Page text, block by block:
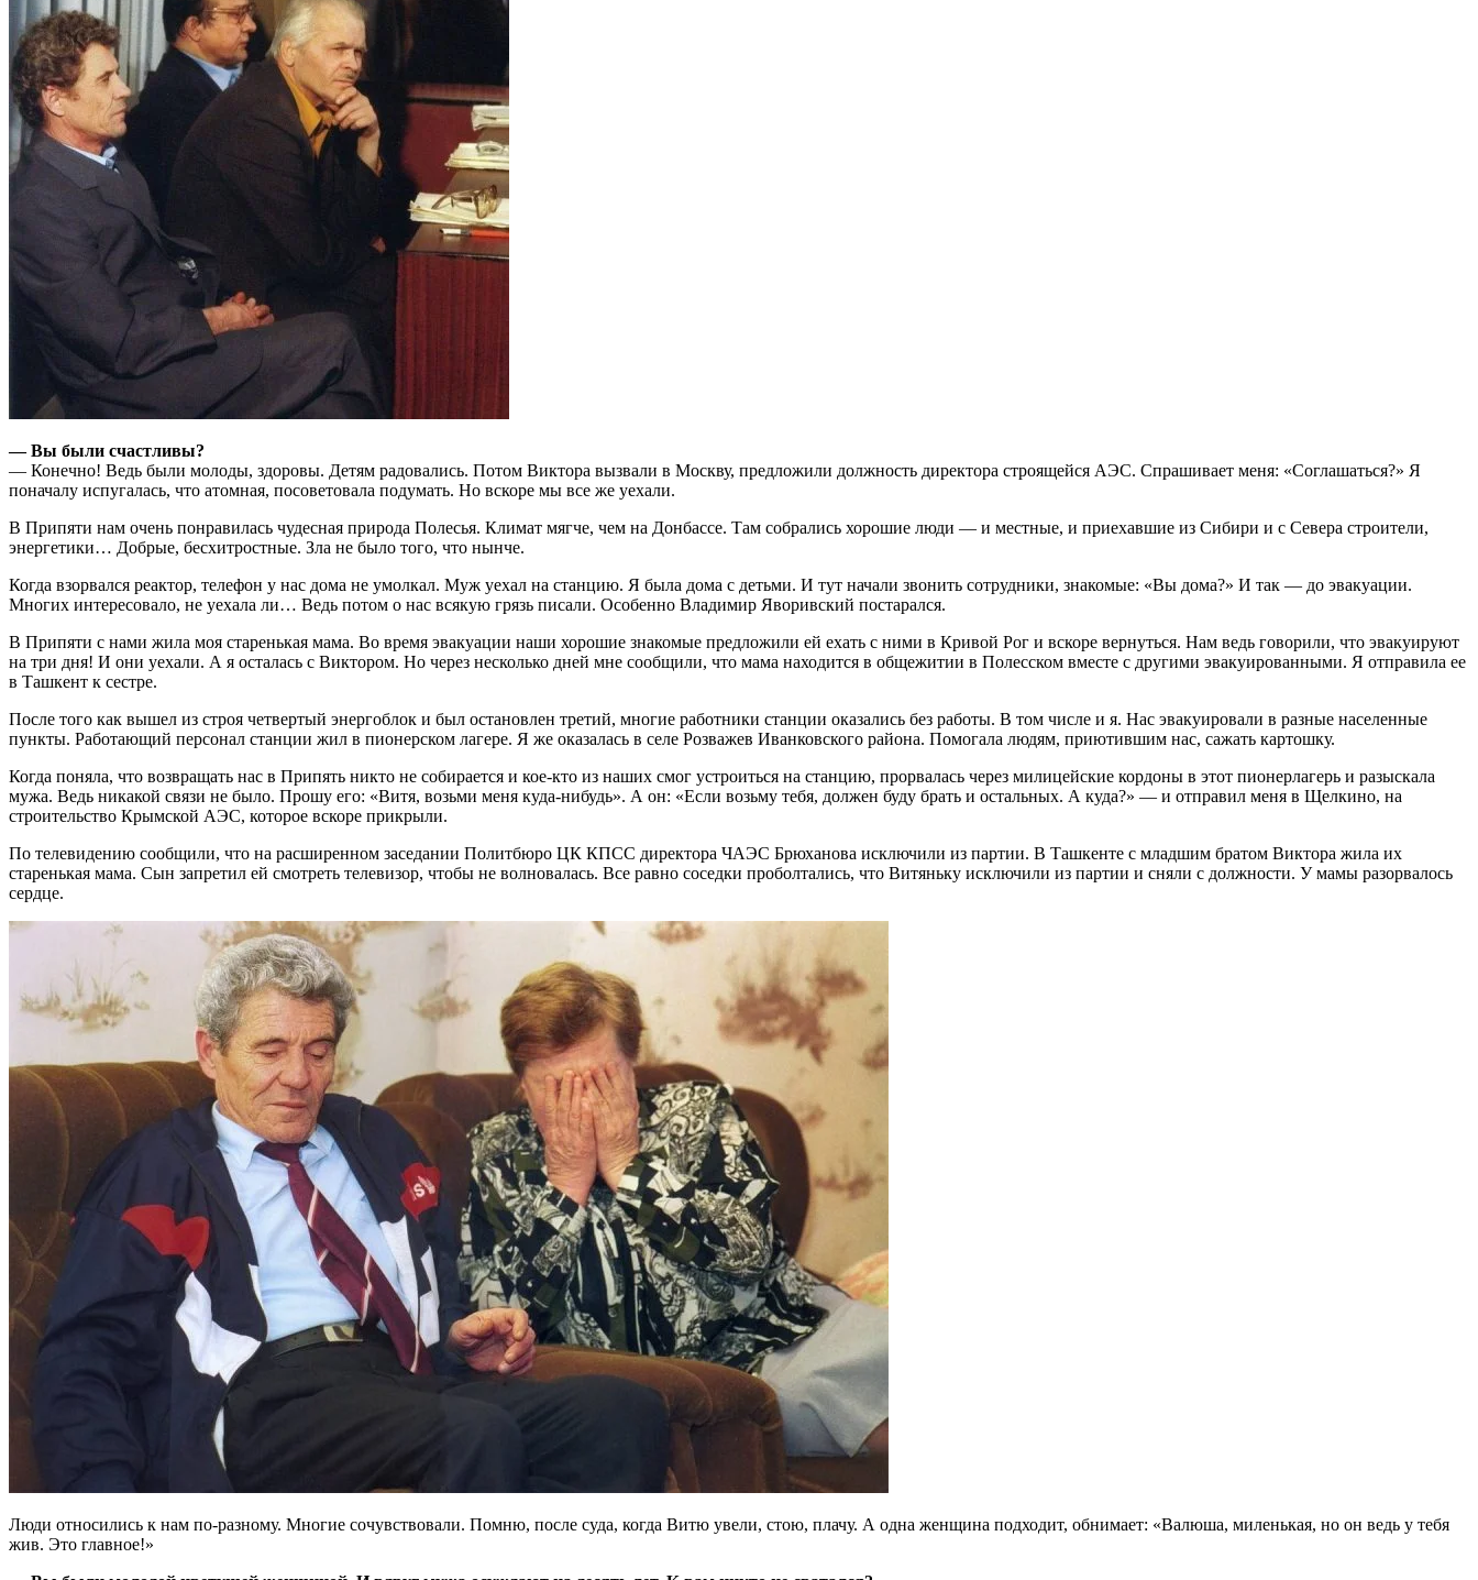
— Вы были счастливы?
— Конечно! Ведь были молоды, здоровы. Детям радовались. Потом Виктора вызвали в Москву, предложили должность директора строящейся АЭС. Спрашивает меня: «Соглашаться?» Я
поначалу испугалась, что атомная, посоветовала подумать. Но вскоре мы все же уехали.
В Припяти нам очень понравилась чудесная природа Полесья. Климат мягче, чем на Донбассе. Там собрались хорошие люди — и местные, и приехавшие из Сибири и с Севера строители,
энергетики… Добрые, бесхитростные. Зла не было того, что нынче.
Когда взорвался реактор, телефон у нас дома не умолкал. Муж уехал на станцию. Я была дома с детьми. И тут начали звонить сотрудники, знакомые: «Вы дома?» И так — до эвакуации.
Многих интересовало, не уехала ли… Ведь потом о нас всякую грязь писали. Особенно Владимир Яворивский постарался.
В Припяти с нами жила моя старенькая мама. Во время эвакуации наши хорошие знакомые предложили ей ехать с ними в Кривой Рог и вскоре вернуться. Нам ведь говорили, что эвакуируют
на три дня! И они уехали. А я осталась с Виктором. Но через несколько дней мне сообщили, что мама находится в общежитии в Полесском вместе с другими эвакуированными. Я отправила ее
в Ташкент к сестре.
После того как вышел из строя четвертый энергоблок и был остановлен третий, многие работники станции оказались без работы. В том числе и я. Нас эвакуировали в разные населенные
пункты. Работающий персонал станции жил в пионерском лагере. Я же оказалась в селе Розважев Иванковского района. Помогала людям, приютившим нас, сажать картошку.
Когда поняла, что возвращать нас в Припять никто не собирается и кое-кто из наших смог устроиться на станцию, прорвалась через милицейские кордоны в этот пионерлагерь и разыскала
мужа. Ведь никакой связи не было. Прошу его: «Витя, возьми меня куда-нибудь». А он: «Если возьму тебя, должен буду брать и остальных. А куда?» — и отправил меня в Щелкино, на
строительство Крымской АЭС, которое вскоре прикрыли.
По телевидению сообщили, что на расширенном заседании Политбюро ЦК КПСС директора ЧАЭС Брюханова исключили из партии. В Ташкенте с младшим братом Виктора жила их
старенькая мама. Сын запретил ей смотреть телевизор, чтобы не волновалась. Все равно соседки проболтались, что Витяньку исключили из партии и сняли с должности. У мамы разорвалось
сердце.
Люди относились к нам по-разному. Многие сочувствовали. Помню, после суда, когда Витю увели, стою, плачу. А одна женщина подходит, обнимает: «Валюша, миленькая, но он ведь у тебя
жив. Это главное!»